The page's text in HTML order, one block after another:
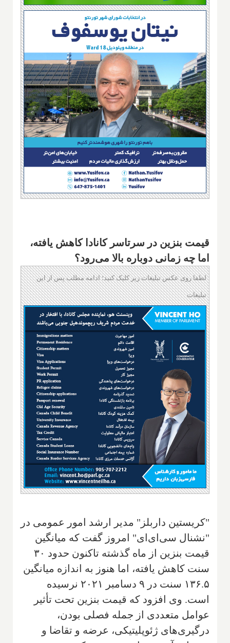
قیمت بنزین در سرتاسر کانادا کاهش یافته،
اما چه زمانی دوباره بالا می‌رود؟
لطفا روی عکس تبلیغات زیر کلیک کنید؛ ادامه مطلب پس از این
تبلیغات
"کریستین داربلز" مدیر ارشد امور عمومی در
"نشنال سی‌ای‌ای" امروز گفت که میانگین
قیمت بنزین از ماه گذشته تاکنون حدود ۳۰
سنت کاهش یافته، اما هنوز به اندازه میانگین
۱۳۶.۵ سنت در ۹ دسامبر ۲۰۲۱ نرسیده
است. وی افزود که قیمت بنزین تحت تأثیر
عوامل متعددی از جمله فصلی بودن،
درگیری‌های ژئوپلیتیکی، عرضه و تقاضا و